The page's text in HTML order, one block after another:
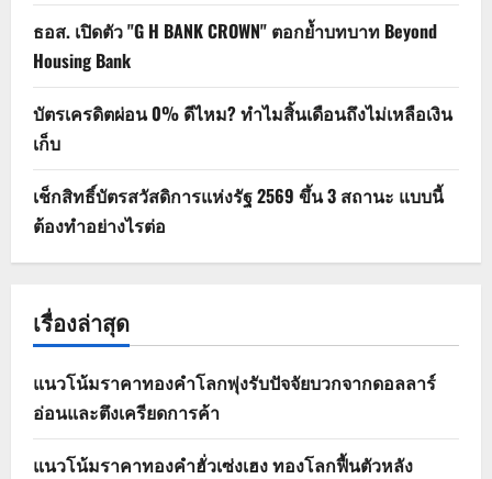
ธอส. เปิดตัว "G H BANK CROWN" ตอกย้ำบทบาท Beyond
Housing Bank
บัตรเครดิตผ่อน 0% ดีไหม? ทำไมสิ้นเดือนถึงไม่เหลือเงิน
เก็บ
เช็กสิทธิ์บัตรสวัสดิการแห่งรัฐ 2569 ขึ้น 3 สถานะ แบบนี้
ต้องทำอย่างไรต่อ
เรื่องล่าสุด
แนวโน้มราคาทองคำโลกพุ่งรับปัจจัยบวกจากดอลลาร์
อ่อนและตึงเครียดการค้า
แนวโน้มราคาทองคำฮั่วเซ่งเฮง ทองโลกฟื้นตัวหลัง